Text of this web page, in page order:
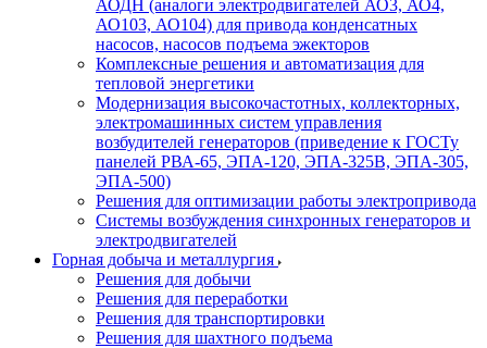
АОДН (аналоги электродвигателей АО3, АО4,
АО103, АО104) для привода конденсатных
насосов, насосов подъема эжекторов
Комплексные решения и автоматизация для
тепловой энергетики
Модернизация высокочастотных, коллекторных,
электромашинных систем управления
возбудителей генераторов (приведение к ГОСТу
панелей РВА-65, ЭПА-120, ЭПА-325В, ЭПА-305,
ЭПА-500)
Решения для оптимизации работы электропривода
Системы возбуждения синхронных генераторов и
электродвигателей
Горная добыча и металлургия
Решения для добычи
Решения для переработки
Решения для транспортировки
Решения для шахтного подъема